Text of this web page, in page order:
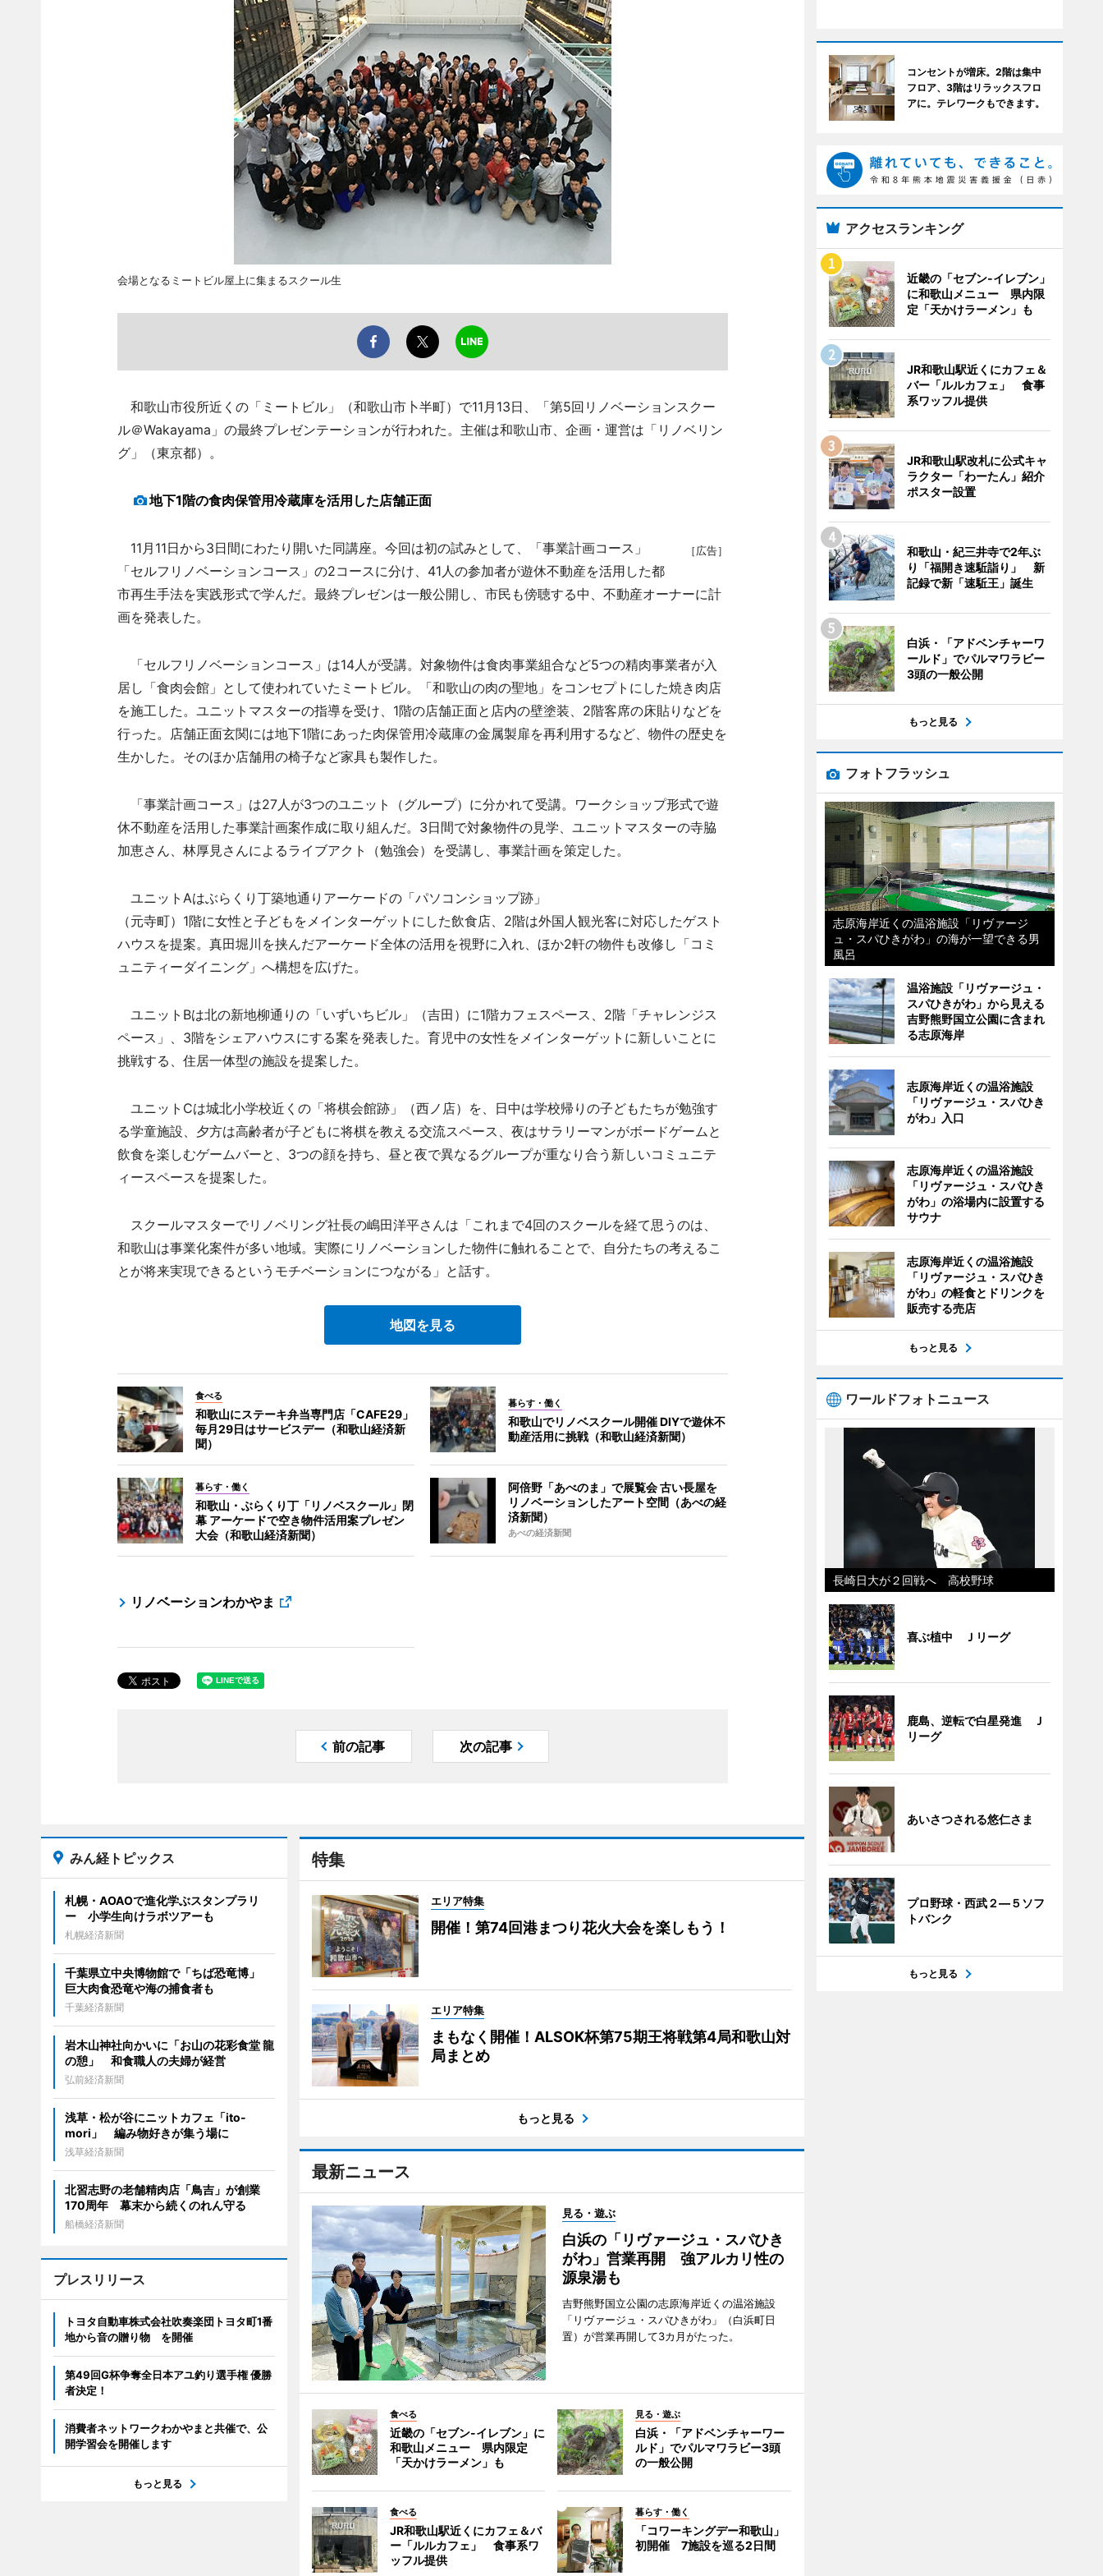
会場となるミートビル屋上に集まるスクール生
和歌山市役所近くの「ミートビル」（和歌山市卜半町）で11月13日、「第5回リノベーションスクー
ル＠Wakayama」の最終プレゼンテーションが行われた。主催は和歌山市、企画・運営は「リノベリン
グ」（東京都）。
地下1階の食肉保管用冷蔵庫を活用した店舗正面
［広告］
11月11日から3日間にわたり開いた同講座。今回は初の試みとして、「事業計画コース」
「セルフリノベーションコース」の2コースに分け、41人の参加者が遊休不動産を活用した都
市再生手法を実践形式で学んだ。最終プレゼンは一般公開し、市民も傍聴する中、不動産オーナーに計
画を発表した。
「セルフリノベーションコース」は14人が受講。対象物件は食肉事業組合など5つの精肉事業者が入
居し「食肉会館」として使われていたミートビル。「和歌山の肉の聖地」をコンセプトにした焼き肉店
を施工した。ユニットマスターの指導を受け、1階の店舗正面と店内の壁塗装、2階客席の床貼りなどを
行った。店舗正面玄関には地下1階にあった肉保管用冷蔵庫の金属製扉を再利用するなど、物件の歴史を
生かした。そのほか店舗用の椅子など家具も製作した。
「事業計画コース」は27人が3つのユニット（グループ）に分かれて受講。ワークショップ形式で遊
休不動産を活用した事業計画案作成に取り組んだ。3日間で対象物件の見学、ユニットマスターの寺脇
加恵さん、林厚見さんによるライブアクト（勉強会）を受講し、事業計画を策定した。
ユニットAはぶらくり丁築地通りアーケードの「パソコンショップ跡」
（元寺町）1階に女性と子どもをメインターゲットにした飲食店、2階は外国人観光客に対応したゲスト
ハウスを提案。真田堀川を挟んだアーケード全体の活用を視野に入れ、ほか2軒の物件も改修し「コミ
ュニティーダイニング」へ構想を広げた。
ユニットBは北の新地柳通りの「いずいちビル」（吉田）に1階カフェスペース、2階「チャレンジス
ペース」、3階をシェアハウスにする案を発表した。育児中の女性をメインターゲットに新しいことに
挑戦する、住居一体型の施設を提案した。
ユニットCは城北小学校近くの「将棋会館跡」（西ノ店）を、日中は学校帰りの子どもたちが勉強す
る学童施設、夕方は高齢者が子どもに将棋を教える交流スペース、夜はサラリーマンがボードゲームと
飲食を楽しむゲームバーと、3つの顔を持ち、昼と夜で異なるグループが重なり合う新しいコミュニテ
ィースペースを提案した。
スクールマスターでリノベリング社長の嶋田洋平さんは「これまで4回のスクールを経て思うのは、
和歌山は事業化案件が多い地域。実際にリノベーションした物件に触れることで、自分たちの考えるこ
とが将来実現できるというモチベーションにつながる」と話す。
地図を見る
食べる
和歌山にステーキ弁当専門店「CAFE29」
毎月29日はサービスデー（和歌山経済新
聞）
暮らす・働く
和歌山でリノベスクール開催 DIYで遊休不
動産活用に挑戦（和歌山経済新聞）
暮らす・働く
和歌山・ぶらくり丁「リノベスクール」閉
幕 アーケードで空き物件活用案プレゼン
大会（和歌山経済新聞）
阿倍野「あべのま」で展覧会 古い長屋を
リノベーションしたアート空間（あべの経
済新聞）
あべの経済新聞
リノベーションわかやま
前の記事 次の記事
特集
エリア特集
開催！第74回港まつり花火大会を楽しもう！
エリア特集
まもなく開催！ALSOK杯第75期王将戦第4局和歌山対
局まとめ
もっと見る
最新ニュース
見る・遊ぶ
白浜の「リヴァージュ・スパひき
がわ」営業再開 強アルカリ性の
源泉湯も
吉野熊野国立公園の志原海岸近くの温浴施設
「リヴァージュ・スパひきがわ」（白浜町日
置）が営業再開して3カ月がたった。
食べる
近畿の「セブン-イレブン」に
和歌山メニュー 県内限定
「天かけラーメン」も
見る・遊ぶ
白浜・「アドベンチャーワー
ルド」でパルマワラビー3頭
の一般公開
食べる
JR和歌山駅近くにカフェ＆バ
ー「ルルカフェ」 食事系ワ
ッフル提供
暮らす・働く
「コワーキングデー和歌山」
初開催 7施設を巡る2日間
みん経トピックス
札幌・AOAOで進化学ぶスタンプラリ
ー 小学生向けラボツアーも
札幌経済新聞
千葉県立中央博物館で「ちば恐竜博」
巨大肉食恐竜や海の捕食者も
千葉経済新聞
岩木山神社向かいに「お山の花彩食堂 龍
の憩」 和食職人の夫婦が経営
弘前経済新聞
浅草・松が谷にニットカフェ「ito-
mori」 編み物好きが集う場に
浅草経済新聞
北習志野の老舗精肉店「鳥吉」が創業
170周年 幕末から続くのれん守る
船橋経済新聞
プレスリリース
トヨタ自動車株式会社吹奏楽団トヨタ町1番
地から音の贈り物 を開催
第49回G杯争奪全日本アユ釣り選手権 優勝
者決定！
消費者ネットワークわかやまと共催で、公
開学習会を開催します
もっと見る
コンセントが増床。2階は集中
フロア、3階はリラックスフロ
アに。テレワークもできます。
アクセスランキング
近畿の「セブン-イレブン」
に和歌山メニュー 県内限
定「天かけラーメン」も
JR和歌山駅近くにカフェ＆
バー「ルルカフェ」 食事
系ワッフル提供
JR和歌山駅改札に公式キャ
ラクター「わーたん」紹介
ポスター設置
和歌山・紀三井寺で2年ぶ
り「福開き速駈詣り」 新
記録で新「速駈王」誕生
白浜・「アドベンチャーワ
ールド」でパルマワラビー
3頭の一般公開
もっと見る
フォトフラッシュ
志原海岸近くの温浴施設「リヴァージ
ュ・スパひきがわ」の海が一望できる男
風呂
温浴施設「リヴァージュ・
スパひきがわ」から見える
吉野熊野国立公園に含まれ
る志原海岸
志原海岸近くの温浴施設
「リヴァージュ・スパひき
がわ」入口
志原海岸近くの温浴施設
「リヴァージュ・スパひき
がわ」の浴場内に設置する
サウナ
志原海岸近くの温浴施設
「リヴァージュ・スパひき
がわ」の軽食とドリンクを
販売する売店
もっと見る
ワールドフォトニュース
長崎日大が２回戦へ 高校野球
喜ぶ植中 Ｊリーグ
鹿島、逆転で白星発進 Ｊ
リーグ
あいさつされる悠仁さま
プロ野球・西武２―５ソフ
トバンク
もっと見る